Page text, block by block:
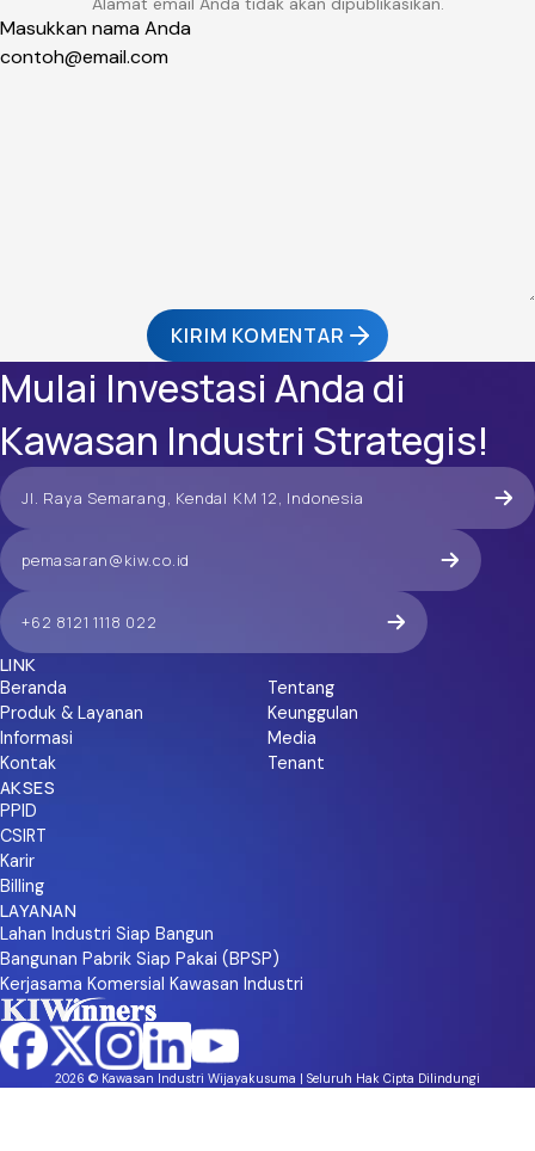
KIRIM KOMENTAR
Mulai Investasi Anda di
Kawasan Industri Strategis!
Jl. Raya Semarang, Kendal KM 12, Indonesia
pemasaran@kiw.co.id
+62 8121 1118 022
LINK
Beranda
Tentang
Produk & Layanan
Keunggulan
Informasi
Media
Kontak
Tenant
AKSES
PPID
CSIRT
Karir
Billing
LAYANAN
Lahan Industri Siap Bangun
Bangunan Pabrik Siap Pakai (BPSP)
Kerjasama Komersial Kawasan Industri
2026 © Kawasan Industri Wijayakusuma | Seluruh Hak Cipta Dilindungi